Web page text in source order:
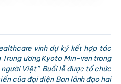
vinh dự ký kết hợp tác
Trung ương Kyoto Min-iren trong
Việt”. Buổi lễ được tổ chức
của đại diện Ban lãnh đạo hai